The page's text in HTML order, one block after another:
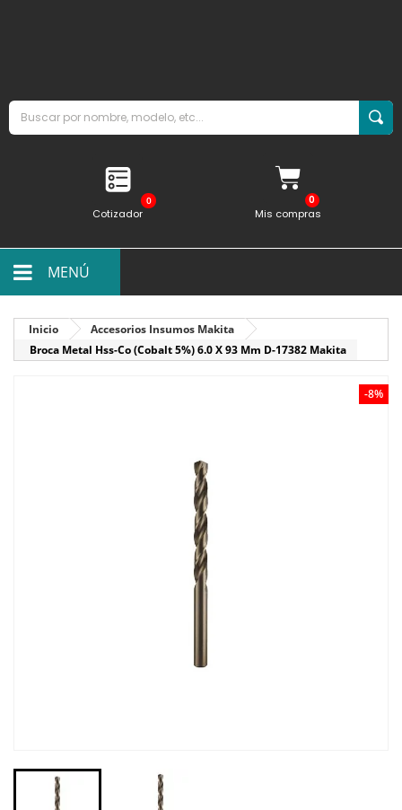
0
Cotizador Mis compras
MENÚ
Inicio
Accesorios Insumos Makita
Broca Metal Hss-Co (Cobalt 5%) 6.0 X 93 Mm D-17382 Makita
-8%